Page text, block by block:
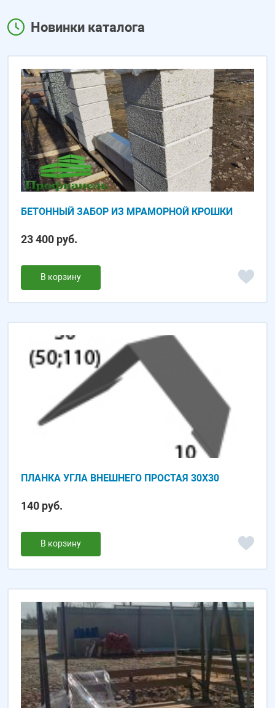
фронтонов.
Новинки каталога
БЕТОННЫЙ ЗАБОР ИЗ МРАМОРНОЙ КРОШКИ
23 400 руб.
В корзину
ПЛАНКА УГЛА ВНЕШНЕГО ПРОСТАЯ 30Х30
140 руб.
В корзину